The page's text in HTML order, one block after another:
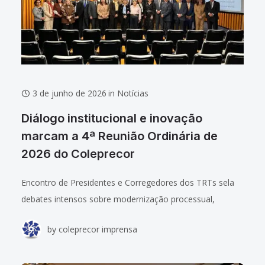
3 de junho de 2026 in Notícias
Diálogo institucional e inovação
marcam a 4ª Reunião Ordinária de
2026 do Coleprecor
Encontro de Presidentes e Corregedores dos TRTs sela
debates intensos sobre modernização processual,
magistratura Nos dias 26 e 27 de maio de
by coleprecor imprensa